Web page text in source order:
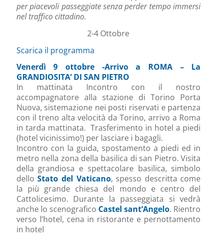
per piacevoli passeggiate senza perder tempo immersi
nel traffico cittadino.
2-4 Ottobre
Scarica il programma
Venerdì 9 ottobre -Arrivo a ROMA – La
GRANDIOSITA’ DI SAN PIETRO
In mattinata Incontro con il nostro
accompagnatore alla stazione di Torino Porta
Nuova, sistemazione nei posti riservati e partenza
con il treno alta velocità da Torino, arrivo a Roma
in tarda mattinata. Trasferimento in hotel a piedi
(hotel vicinissimo!) per lasciare i bagagli.
Incontro con la guida, spostamento a piedi ed in
metro nella zona della basilica di san Pietro. Visita
della grandiosa e spettacolare basilica, simbolo
delloStato del Vaticano, spesso descritta come
la più grande chiesa del mondo e centro del
Cattolicesimo. Durante la passeggiata si vedrà
anche lo scenografico Castel sant’Angelo. Rientro
verso l’hotel, cena in ristorante e pernottamento
in hotel